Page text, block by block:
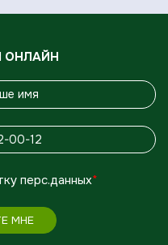
ОНЛАЙН
перс.данных*
МНЕ